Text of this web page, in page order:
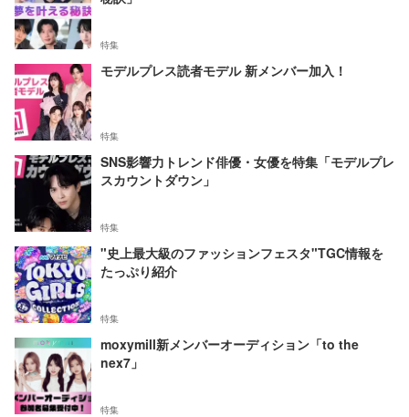
特集
モデルプレス読者モデル 新メンバー加入！
特集
SNS影響力トレンド俳優・女優を特集「モデルプレ
スカウントダウン」
特集
"史上最大級のファッションフェスタ"TGC情報を
たっぷり紹介
特集
moxymill新メンバーオーディション「to the
nex7」
特集